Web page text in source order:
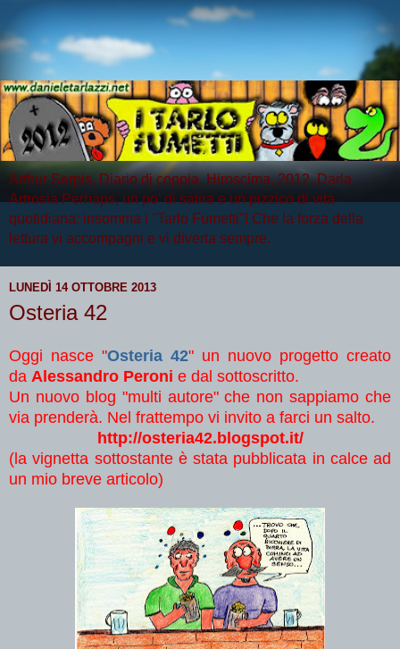
Arthur Serpis, Diario di coppia, Hiroscima, 2012, Darla
Artrosia Perhaps, un po' di satira e un pizzico di vita
quotidiana: insomma i "Tarlo Fumetti"! Che la forza della
lettura vi accompagni e vi diverta sempre.
LUNEDÌ 14 OTTOBRE 2013
Osteria 42
Oggi nasce "Osteria 42" un nuovo progetto creato
da Alessandro Peroni e dal sottoscritto.
Un nuovo blog "multi autore" che non sappiamo che
via prenderà. Nel frattempo vi invito a farci un salto.
http://osteria42.blogspot.it/
(la vignetta sottostante è stata pubblicata in calce ad
un mio breve articolo)